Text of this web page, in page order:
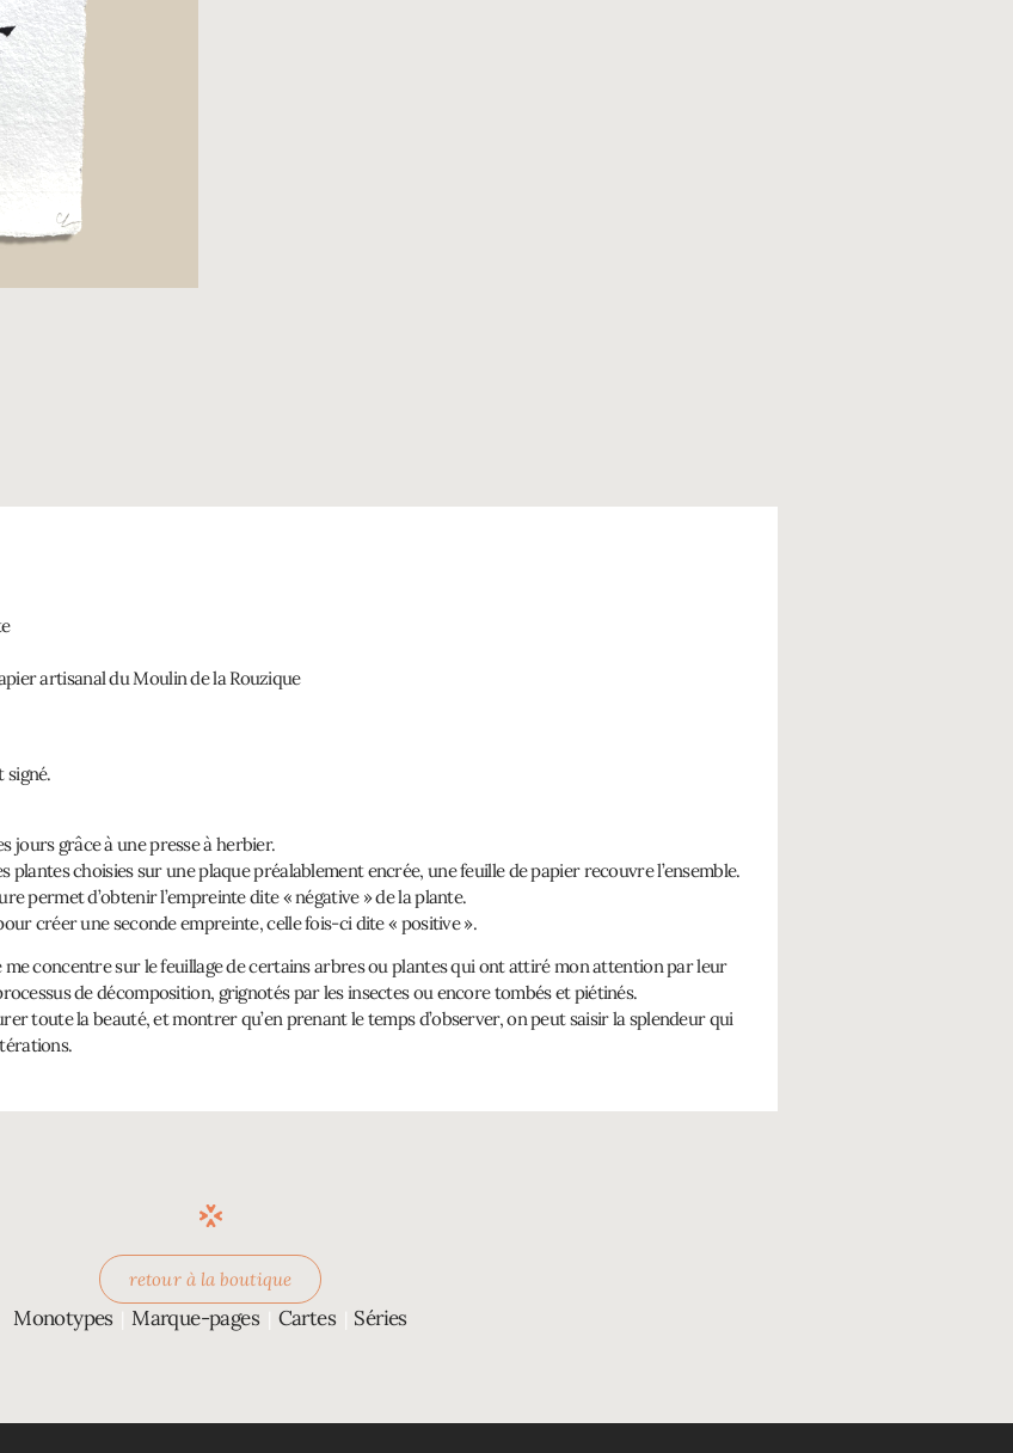
artisanal du Moulin de la Rouzique
signé.
jours grâce à une presse à herbier.
plantes choisies sur une plaque préalablement encrée, une feuille de papier recouvre l’ensemble.
permet d’obtenir l’empreinte dite « négative » de la plante.
créer une seconde empreinte, celle fois-ci dite « positive ».
me concentre sur le feuillage de certains arbres ou plantes qui ont attiré mon attention par leur
de décomposition, grignotés par les insectes ou encore tombés et piétinés.
toute la beauté, et montrer qu’en prenant le temps d’observer, on peut saisir la splendeur qui
retour à la boutique
Monotypes|Marque-pages| Cartes| Séries